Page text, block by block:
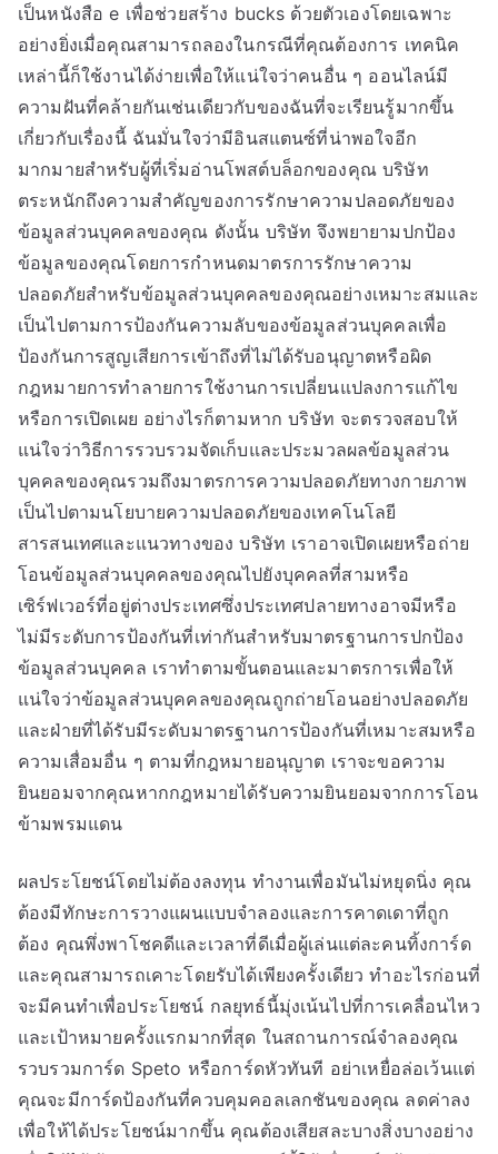
เป็นหนังสือ e เพื่อช่วยสร้าง bucks ด้วยตัวเองโดยเฉพาะ
อย่างยิ่งเมื่อคุณสามารถลองในกรณีที่คุณต้องการ เทคนิค
เหล่านี้ก็ใช้งานได้ง่ายเพื่อให้แน่ใจว่าคนอื่น ๆ ออนไลน์มี
ความฝันที่คล้ายกันเช่นเดียวกับของฉันที่จะเรียนรู้มากขึ้น
เกี่ยวกับเรื่องนี้ ฉันมั่นใจว่ามีอินสแตนซ์ที่น่าพอใจอีก
มากมายสำหรับผู้ที่เริ่มอ่านโพสต์บล็อกของคุณ บริษัท
ตระหนักถึงความสำคัญของการรักษาความปลอดภัยของ
ข้อมูลส่วนบุคคลของคุณ ดังนั้น บริษัท จึงพยายามปกป้อง
ข้อมูลของคุณโดยการกำหนดมาตรการรักษาความ
ปลอดภัยสำหรับข้อมูลส่วนบุคคลของคุณอย่างเหมาะสมและ
เป็นไปตามการป้องกันความลับของข้อมูลส่วนบุคคลเพื่อ
ป้องกันการสูญเสียการเข้าถึงที่ไม่ได้รับอนุญาตหรือผิด
กฎหมายการทำลายการใช้งานการเปลี่ยนแปลงการแก้ไข
หรือการเปิดเผย อย่างไรก็ตามหาก บริษัท จะตรวจสอบให้
แน่ใจว่าวิธีการรวบรวมจัดเก็บและประมวลผลข้อมูลส่วน
บุคคลของคุณรวมถึงมาตรการความปลอดภัยทางกายภาพ
เป็นไปตามนโยบายความปลอดภัยของเทคโนโลยี
สารสนเทศและแนวทางของ บริษัท เราอาจเปิดเผยหรือถ่าย
โอนข้อมูลส่วนบุคคลของคุณไปยังบุคคลที่สามหรือ
เซิร์ฟเวอร์ที่อยู่ต่างประเทศซึ่งประเทศปลายทางอาจมีหรือ
ไม่มีระดับการป้องกันที่เท่ากันสำหรับมาตรฐานการปกป้อง
ข้อมูลส่วนบุคคล เราทำตามขั้นตอนและมาตรการเพื่อให้
แน่ใจว่าข้อมูลส่วนบุคคลของคุณถูกถ่ายโอนอย่างปลอดภัย
และฝ่ายที่ได้รับมีระดับมาตรฐานการป้องกันที่เหมาะสมหรือ
ความเสื่อมอื่น ๆ ตามที่กฎหมายอนุญาต เราจะขอความ
ยินยอมจากคุณหากกฎหมายได้รับความยินยอมจากการโอน
ข้ามพรมแดน
ผลประโยชน์โดยไม่ต้องลงทุน ทำงานเพื่อมันไม่หยุดนิ่ง คุณ
ต้องมีทักษะการวางแผนแบบจำลองและการคาดเดาที่ถูก
ต้อง คุณพึ่งพาโชคดีและเวลาที่ดีเมื่อผู้เล่นแต่ละคนทิ้งการ์ด
และคุณสามารถเคาะโดยรับได้เพียงครั้งเดียว ทำอะไรก่อนที่
จะมีคนทำเพื่อประโยชน์ กลยุทธ์นี้มุ่งเน้นไปที่การเคลื่อนไหว
และเป้าหมายครั้งแรกมากที่สุด ในสถานการณ์จำลองคุณ
รวบรวมการ์ด Speto หรือการ์ดหัวทันที อย่าเหยื่อล่อเว้นแต่
คุณจะมีการ์ดป้องกันที่ควบคุมคอลเลกชันของคุณ ลดค่าลง
เพื่อให้ได้ประโยชน์มากขึ้น คุณต้องเสียสละบางสิ่งบางอย่าง